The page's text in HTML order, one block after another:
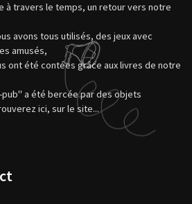
à travers le temps, un retour vers notre
avons tous utilisés, des jeux avec
amusés,
ont été contées grâce aux livres de notre
a été bercée par des objets
ici, sur le site...